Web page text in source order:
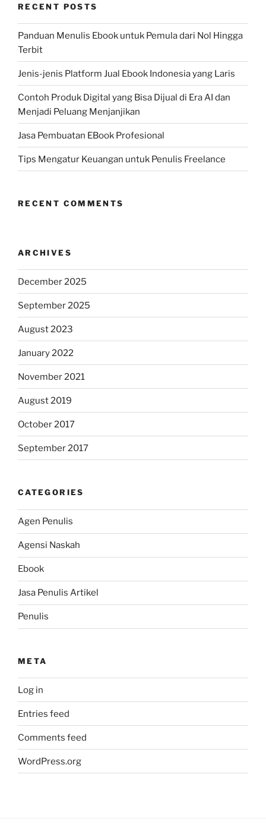
RECENT POSTS
Panduan Menulis Ebook untuk Pemula dari Nol Hingga
Terbit
Jenis-jenis Platform Jual Ebook Indonesia yang Laris
Contoh Produk Digital yang Bisa Dijual di Era AI dan
Menjadi Peluang Menjanjikan
Jasa Pembuatan EBook Profesional
Tips Mengatur Keuangan untuk Penulis Freelance
RECENT COMMENTS
ARCHIVES
December 2025
September 2025
August 2023
January 2022
November 2021
August 2019
October 2017
September 2017
CATEGORIES
Agen Penulis
Agensi Naskah
Ebook
Jasa Penulis Artikel
Penulis
META
Log in
Entries feed
Comments feed
WordPress.org